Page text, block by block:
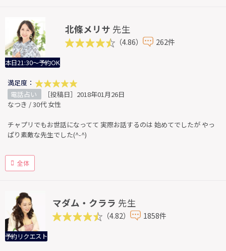
本日21:30～予約OK
北條メリサ 先生
（4.86） 262件
満足度：
電話占い
［投稿日］2018年01月26日
なつき / 30代 女性
チャプリでもお世話になってて 実際お話するのは 始めてでしたが やっ
ぱり素敵な先生でした(^-^)
全体
予約リクエスト
マダム・クララ 先生
（4.82） 1858件